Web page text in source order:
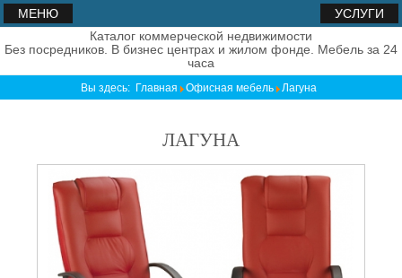
МЕНЮ
УСЛУГИ
Каталог коммерческой недвижимости
Без посредников. В бизнес центрах и жилом фонде. Мебель за 24
часа
Вы здесь: Главная Офисная мебель Лагуна
ЛАГУНА